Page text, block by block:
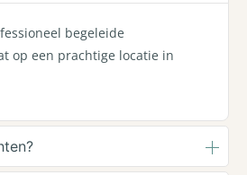
begeleide
op een prachtige locatie in